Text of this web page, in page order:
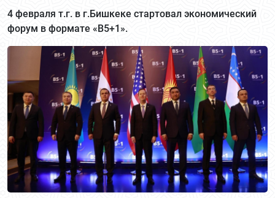
4 февраля т.г. в г.Бишкеке стартовал экономический
форум в формате «B5+1».